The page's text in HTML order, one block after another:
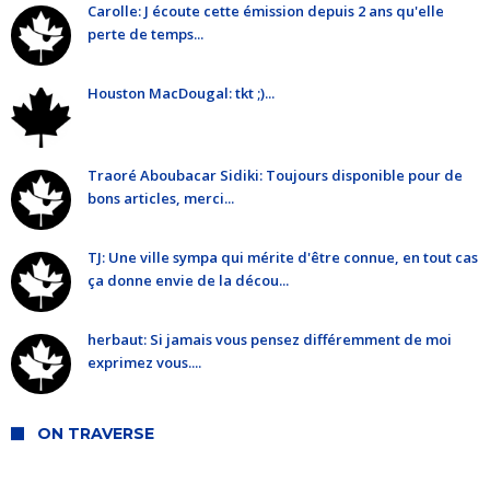
Carolle: J écoute cette émission depuis 2 ans qu'elle
perte de temps...
Houston MacDougal: tkt ;)...
Traoré Aboubacar Sidiki: Toujours disponible pour de
bons articles, merci...
TJ: Une ville sympa qui mérite d'être connue, en tout cas
ça donne envie de la décou...
herbaut: Si jamais vous pensez différemment de moi
exprimez vous....
ON TRAVERSE